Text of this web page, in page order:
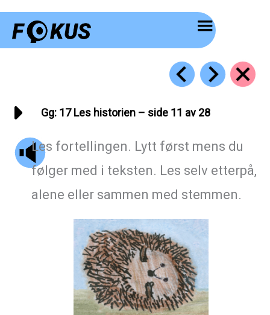
Gg: 17 Les historien – side 11 av 28
Les fortellingen. Lytt først mens du
følger med i teksten. Les selv etterpå,
alene eller sammen med stemmen.